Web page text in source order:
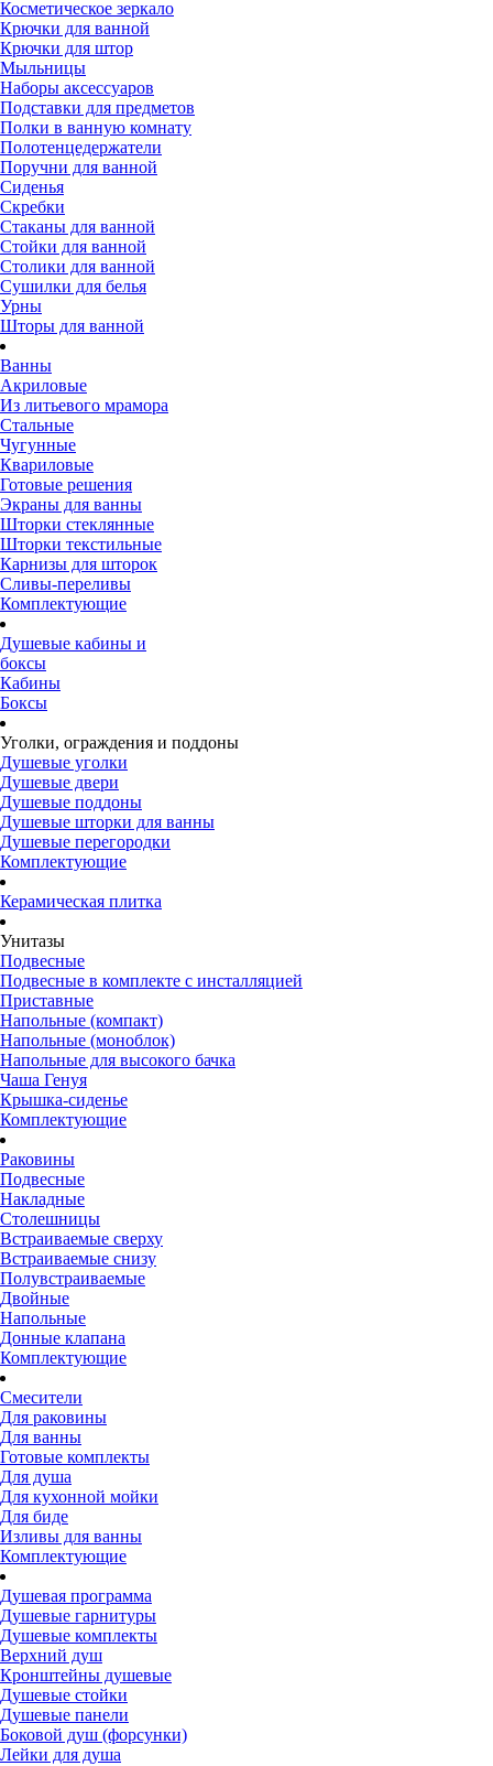
Косметическое зеркало
Крючки для ванной
Крючки для штор
Мыльницы
Наборы аксессуаров
Подставки для предметов
Полки в ванную комнату
Полотенцедержатели
Поручни для ванной
Сиденья
Скребки
Стаканы для ванной
Стойки для ванной
Столики для ванной
Сушилки для белья
Урны
Шторы для ванной
Ванны
Акриловые
Из литьевого мрамора
Стальные
Чугунные
Квариловые
Готовые решения
Экраны для ванны
Шторки стеклянные
Шторки текстильные
Карнизы для шторок
Сливы-переливы
Комплектующие
Душевые кабины и
боксы
Кабины
Боксы
Уголки, ограждения и поддоны
Душевые уголки
Душевые двери
Душевые поддоны
Душевые шторки для ванны
Душевые перегородки
Комплектующие
Керамическая плитка
Унитазы
Подвесные
Подвесные в комплекте с инсталляцией
Приставные
Напольные (компакт)
Напольные (моноблок)
Напольные для высокого бачка
Чаша Генуя
Крышка-сиденье
Комплектующие
Раковины
Подвесные
Накладные
Столешницы
Встраиваемые сверху
Встраиваемые снизу
Полувстраиваемые
Двойные
Напольные
Донные клапана
Комплектующие
Смесители
Для раковины
Для ванны
Готовые комплекты
Для душа
Для кухонной мойки
Для биде
Изливы для ванны
Комплектующие
Душевая программа
Душевые гарнитуры
Душевые комплекты
Верхний душ
Кронштейны душевые
Душевые стойки
Душевые панели
Боковой душ (форсунки)
Лейки для душа